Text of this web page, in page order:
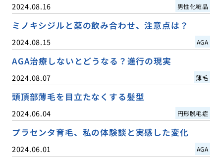
2024.08.16 男性化粧品
ミノキシジルと薬の飲み合わせ、注意点は？
2024.08.15 AGA
AGA治療しないとどうなる？進行の現実
2024.08.07 薄毛
頭頂部薄毛を目立たなくする髪型
2024.06.04 円形脱毛症
プラセンタ育毛、私の体験談と実感した変化
2024.06.01 AGA